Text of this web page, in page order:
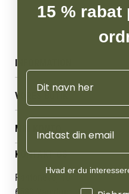
INFORMATION
Betingelser & vilkår
Reklamations- &
Levering & afhentning
Følg din bestilling
Persondatapolitik
Cookies
Returportal
VORES BUTIK
Vores butikker
Job
Mærker
Om os
Om Vestjyllands Andel
Blog
MIN KONTO
Administrer min konto
Min Konto
KONTAKT OS
Pantonevej 10
15 %
Navn
Email
Hvad er du